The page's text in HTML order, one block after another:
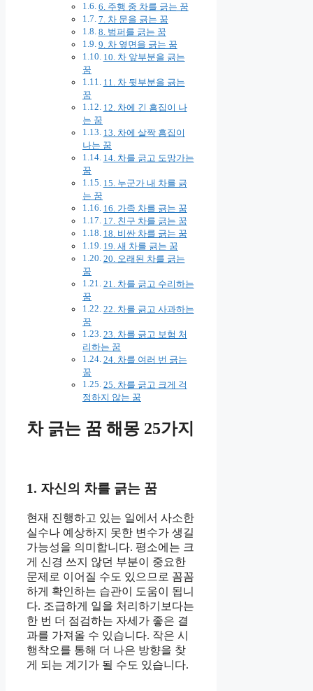
6. 주행 중 차를 긁는 꿈
7. 차 문을 긁는 꿈
8. 범퍼를 긁는 꿈
9. 차 옆면을 긁는 꿈
10. 차 앞부분을 긁는
꿈
11. 차 뒷부분을 긁는
꿈
12. 차에 긴 흠집이 나
는 꿈
13. 차에 살짝 흠집이
나는 꿈
14. 차를 긁고 도망가는
꿈
15. 누군가 내 차를 긁
는 꿈
16. 가족 차를 긁는 꿈
17. 친구 차를 긁는 꿈
18. 비싼 차를 긁는 꿈
19. 새 차를 긁는 꿈
20. 오래된 차를 긁는
꿈
21. 차를 긁고 수리하는
꿈
22. 차를 긁고 사과하는
꿈
23. 차를 긁고 보험 처
리하는 꿈
24. 차를 여러 번 긁는
꿈
25. 차를 긁고 크게 걱
정하지 않는 꿈
차 긁는 꿈 해몽 25가지
1. 자신의 차를 긁는 꿈
현재 진행하고 있는 일에서 사소한
실수나 예상하지 못한 변수가 생길
가능성을 의미합니다. 평소에는 크
게 신경 쓰지 않던 부분이 중요한
문제로 이어질 수도 있으므로 꼼꼼
하게 확인하는 습관이 도움이 됩니
다. 조급하게 일을 처리하기보다는
한 번 더 점검하는 자세가 좋은 결
과를 가져올 수 있습니다. 작은 시
행착오를 통해 더 나은 방향을 찾
게 되는 계기가 될 수도 있습니다.